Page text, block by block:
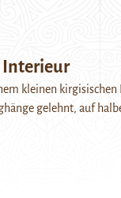
Interieur
kleinen
gelehnt, auf